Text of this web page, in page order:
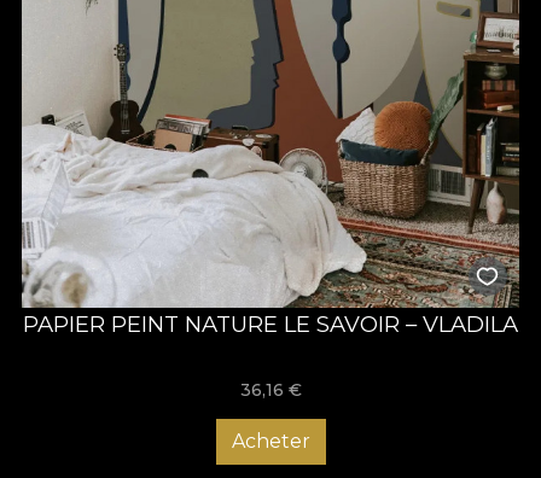
PAPIER PEINT NATURE LE SAVOIR – VLADILA
36,16 €
Acheter